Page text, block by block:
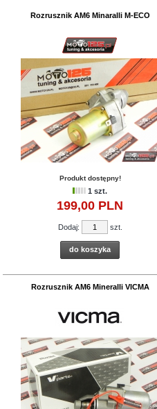
Rozrusznik AM6 Minaralli M-ECO
Produkt dostępny!
1 szt.
199,00 PLN
Dodaj: szt.
do koszyka
Rozrusznik AM6 Mineralli VICMA